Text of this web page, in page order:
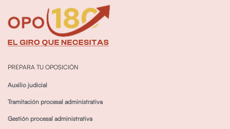
PREPARA TU OPOSICIÓN
Auxilio judicial
Tramitación procesal administrativa
Gestión procesal administrativa